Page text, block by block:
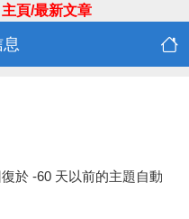
主頁/最新文章
於 -60 天以前的主題自動